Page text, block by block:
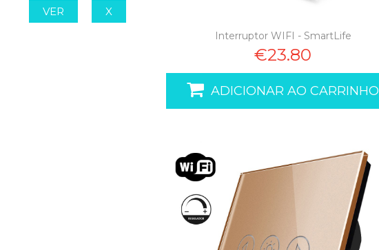
VER X
Interruptor WIFI - SmartLife
€23.80
ADICIONAR AO CARRINHO